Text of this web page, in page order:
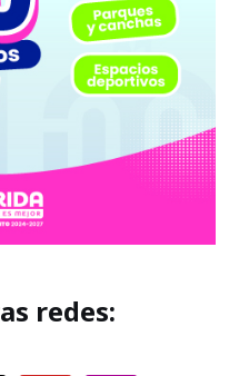
redes: